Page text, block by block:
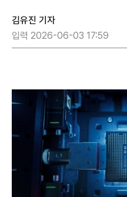
김유진 기자
입력 2026-06-03 17:59